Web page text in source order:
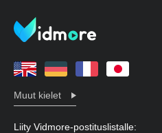
Muut kielet
Liity Vidmore-postituslistalle: